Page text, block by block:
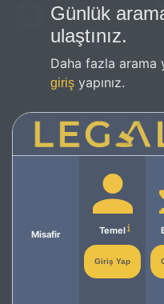
Günlük
ulaştınız.
Daha fazla arama
giriş yapınız.
Misafir Temel
Giriş Yap